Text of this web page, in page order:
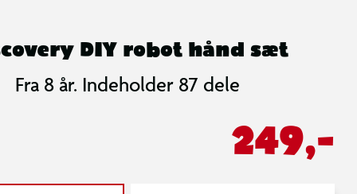
DIY robot hånd sæt
Fra 8 år. Indeholder 87 dele
249,-